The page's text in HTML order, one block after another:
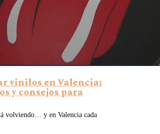
vinilos en Valencia:
y consejos para
volviendo… y en Valencia cada